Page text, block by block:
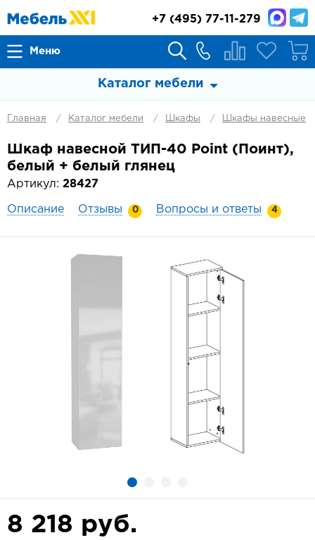
Меню
+7 (495) 77-11-279
Каталог мебели
Главная Каталог мебели Шкафы Шкафы навесные
Шкаф навесной ТИП-40 Point (Поинт),
белый + белый глянец
Артикул: 28427
Описание Отзывы 0 Вопросы и ответы 4
8 218 руб.